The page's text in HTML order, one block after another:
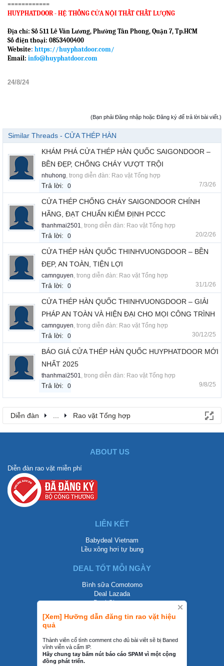
[Xem] Hưỡng dẫn đăng tin rao vặt hiệu
quả
Thành viên cố tình comment cho đủ bài viêt sẽ bị Baned
vĩnh viễn và cấm IP.
Hãy chung tay bấm nút báo cáo SPAM vì một cộng
đồng phát triển.
============
HUYPHATDOOR - HỆ THỐNG CỬA NỘI THẤT CHẤT LƯỢNG
Địa chỉ: Số 511 Lê Văn Lương, Phường Tân Phong, Quận 7, Tp.HCM
Số điện thoại: 0853400400
Website: https://huyphatdoor.com/
Email: info@huyphatdoor.com
24/8/24
(Bạn phải Đăng nhập hoặc Đăng ký để trả lời bài viết.)
Similar Threads - CỬA THÉP HÀN
KHÁM PHÁ CỬA THÉP HÀN QUỐC SAIGONDOOR –
BỀN ĐẸP, CHỐNG CHÁY VƯỢT TRỘI
nhuhong, trong diễn đàn: Rao vặt Tổng hợp
Trả lời: 0 7/3/26
CỬA THÉP CHỐNG CHÁY SAIGONDOOR CHÍNH
HÃNG, ĐẠT CHUẨN KIỂM ĐỊNH PCCC
thanhmai2501, trong diễn đàn: Rao vặt Tổng hợp
Trả lời: 0 20/2/26
CỬA THÉP HÀN QUỐC THINHVUONGDOOR – BỀN
ĐẸP, AN TOÀN, TIỆN LỢI
camnguyen, trong diễn đàn: Rao vặt Tổng hợp
Trả lời: 0 31/1/26
CỬA THÉP HÀN QUỐC THINHVUONGDOOR – GIẢI
PHÁP AN TOÀN VÀ HIỆN ĐẠI CHO MỌI CÔNG TRÌNH
camnguyen, trong diễn đàn: Rao vặt Tổng hợp
Trả lời: 0 30/12/25
BÁO GIÁ CỬA THÉP HÀN QUỐC HUYPHATDOOR MỚI
NHẤT 2025
thanhmai2501, trong diễn đàn: Rao vặt Tổng hợp
Trả lời: 0 9/8/25
Diễn đàn ... Rao vặt Tổng hợp
ABOUT US
Diễn đàn rao vặt miễn phí
LIÊN KẾT
Babydeal Vietnam
Lều xông hơi tự bung
DEAL TỐT MỖI NGÀY
Bình sữa Comotomo
Deal Lazada
Deal Shopee
LIÊN HỆ
0858002468
contact@mraovat.vn